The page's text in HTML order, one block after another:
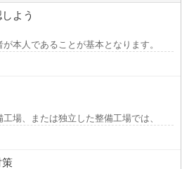
よう
本人であることが基本となります。 た
場、または独立した整備工場では、車の
策